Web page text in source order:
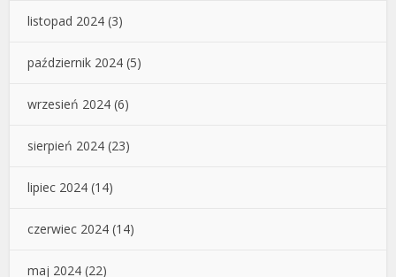
listopad 2024 (3)
październik 2024 (5)
wrzesień 2024 (6)
sierpień 2024 (23)
lipiec 2024 (14)
czerwiec 2024 (14)
maj 2024 (22)